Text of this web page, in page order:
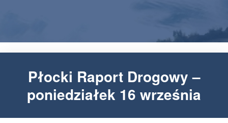
Płocki Raport Drogowy –
poniedziałek 16 września